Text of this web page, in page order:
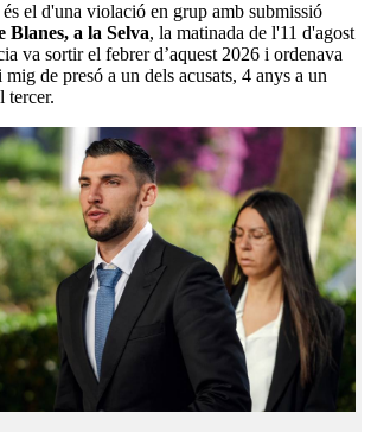
el d'una violació en grup amb submissió
Blanes, a la Selva, la matinada de l'11 d'agost
va sortir el febrer d’aquest 2026 i ordenava
de presó a un dels acusats, 4 anys a un
tercer.